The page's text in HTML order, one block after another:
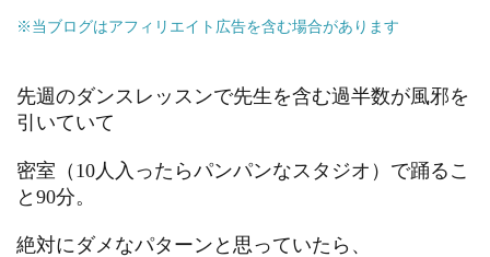
※当ブログはアフィリエイト広告を含む場合があります
先週のダンスレッスンで先生を含む過半数が風邪を
引いていて
密室（10人入ったらパンパンなスタジオ）で踊るこ
と90分。
絶対にダメなパターンと思っていたら、